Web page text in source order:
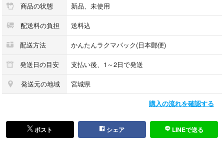
商品の状態 新品、未使用
配送料の負担 送料込
配送方法 かんたんラクマパック(日本郵便)
発送日の目安 支払い後、1～2日で発送
発送元の地域 宮城県
購入の流れを確認する
ポスト シェア LINEで送る